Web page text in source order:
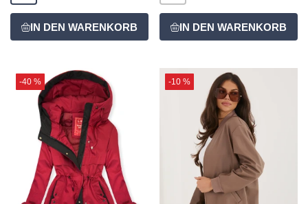
-40 % -10 %